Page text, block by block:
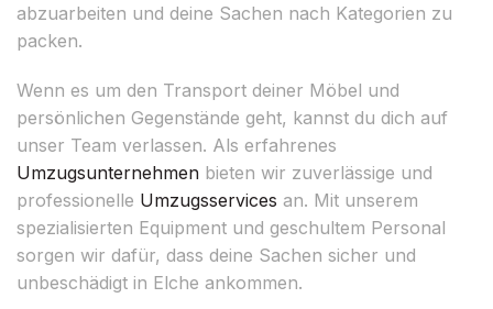
abzuarbeiten und deine Sachen nach Kategorien zu
packen.
Wenn es um den Transport deiner Möbel und
persönlichen Gegenstände geht, kannst du dich auf
unser Team verlassen. Als erfahrenes
Umzugsunternehmen bieten wir zuverlässige und
professionelle Umzugsservices an. Mit unserem
spezialisierten Equipment und geschultem Personal
sorgen wir dafür, dass deine Sachen sicher und
unbeschädigt in Elche ankommen.